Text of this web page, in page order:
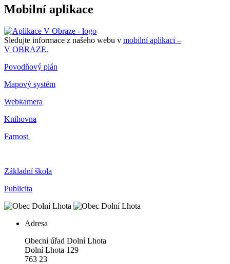
Mobilní aplikace
Sledujte informace z našeho webu v mobilní aplikaci –
V OBRAZE.
Povodňový plán
Mapový systém
Webkamera
Knihovna
Farnost
Základní škola
Publicita
Adresa
Obecní úřad Dolní Lhota
Dolní Lhota 129
763 23